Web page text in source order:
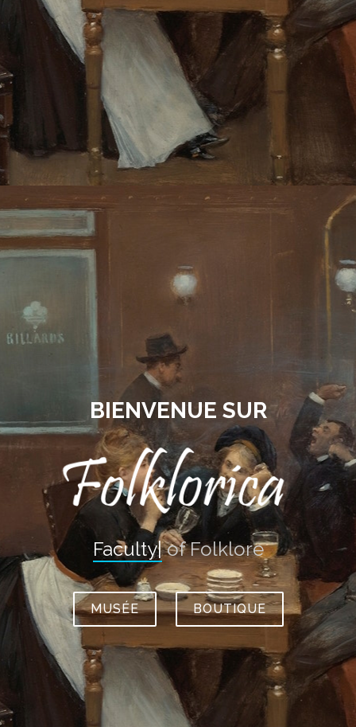
BIENVENUE SUR
Faculty|of Folklore
MUSÉE BOUTIQUE